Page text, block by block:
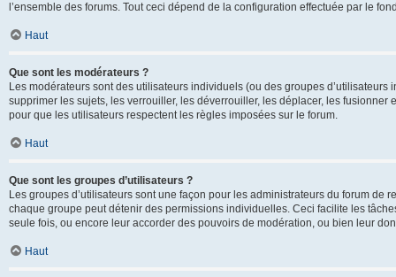
l’ensemble des forums. Tout ceci dépend de la configuration effectuée par le
Haut
Que sont les modérateurs ?
Les modérateurs sont des utilisateurs individuels (ou des groupes
supprimer les sujets, les verrouiller, les déverrouiller, les déplacer, les
pour que les utilisateurs respectent les règles imposées sur le forum.
Haut
Que sont les groupes d’utilisateurs ?
Les groupes d’utilisateurs sont une façon pour les administrateurs du forum
chaque groupe peut détenir des permissions individuelles. Ceci facilite les
seule fois, ou encore leur accorder des pouvoirs de modération, ou bien leur
Haut